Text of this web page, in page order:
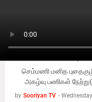
செம்மணி மனித
அகழ்வு பணிகள்
by Sooriyan TV -